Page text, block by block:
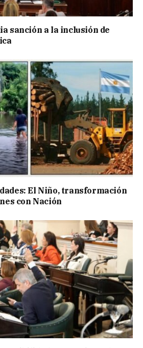
sanción a la inclusión de
El Niño, transformación
con Nación